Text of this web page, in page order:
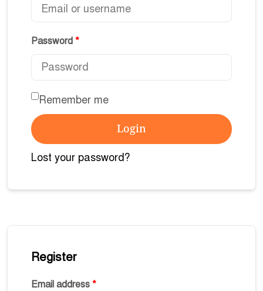
Password *
Remember me
Login
Lost your password?
Register
Email address *